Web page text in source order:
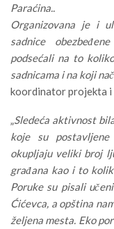
Paraćina..
Organizovana je i
sadnice
podsećali na to
sadnicama i na koji
koordinator projekta i
„Sledeća aktivnost
koje su
okupljaju veliki broj
građana kao i to
Poruke su pisali
Ćićevca, a opština
željena mesta. Eko